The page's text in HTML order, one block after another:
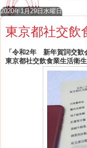
2020年1月29日水曜日
東京都社交飲
「令和2年 新年賀詞交歓
東京都社交飲食業生活衛生